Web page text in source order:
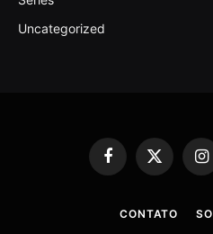
Uncategorized
Facebook
X
(Twitter)
CONTATO